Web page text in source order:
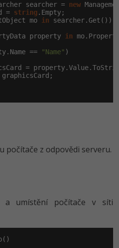
searcher =
new
= string.Empty;
mo in searcher.Get())
property in
== "Name" )
=
graphicsCard;
počítače z odpovědi serveru.
a umístění počítače v síti